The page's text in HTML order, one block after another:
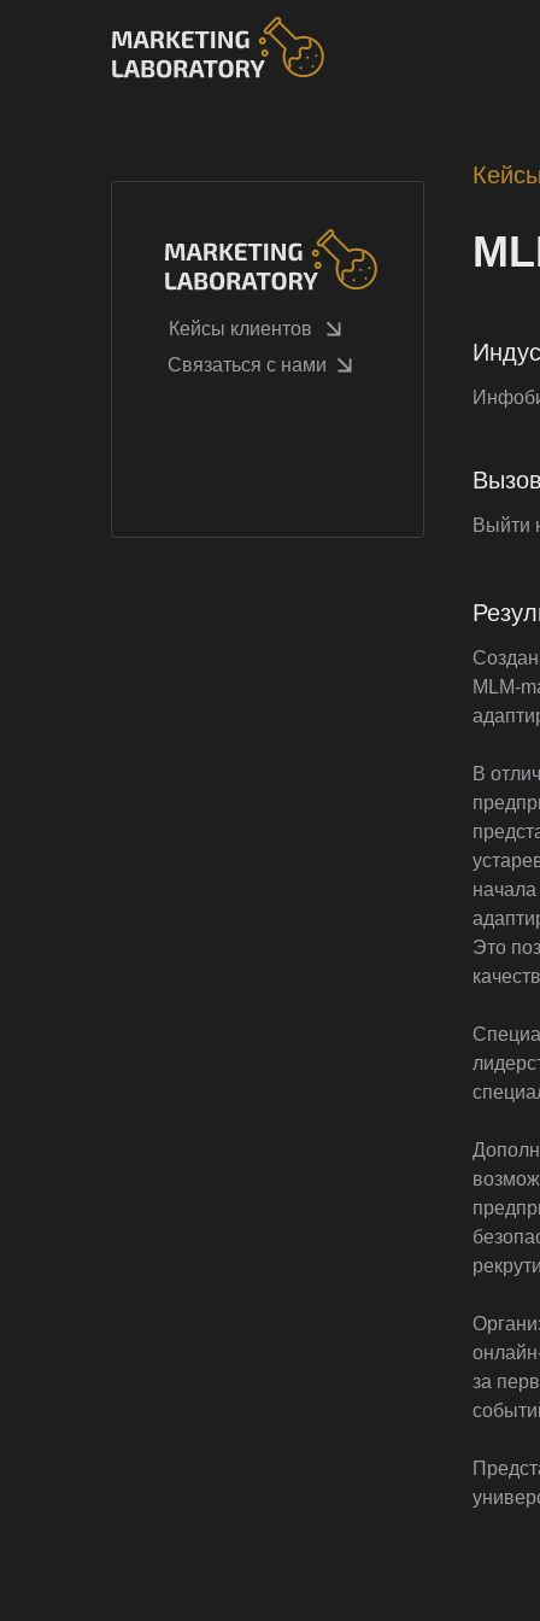
Кейсы клиентов
Связаться с нами
Выйти
MLM-
В
начала
Это
за